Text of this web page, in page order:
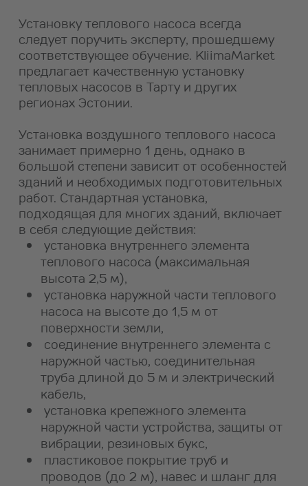
Установку теплового насоса всегда
следует поручить эксперту, прошедшему
соответствующее обучение. KliimaMarket
предлагает качественную установку
тепловых насосов в Тарту и других
регионах Эстонии.
Установка воздушного теплового насоса
занимает примерно 1 день, однако в
большой степени зависит от особенностей
зданий и необходимых подготовительных
работ. Стандартная установка,
подходящая для многих зданий, включает
в себя следующие действия:
установка внутреннего элемента
теплового насоса (максимальная
высота 2,5 м),
установка наружной части теплового
насоса на высоте до 1,5 м от
поверхности земли,
соединение внутреннего элемента с
наружной частью, соединительная
труба длиной до 5 м и электрический
кабель,
установка крепежного элемента
наружной части устройства, защиты от
вибрации, резиновых букс,
пластиковое покрытие труб и
проводов (до 2 м), навес и шланг для